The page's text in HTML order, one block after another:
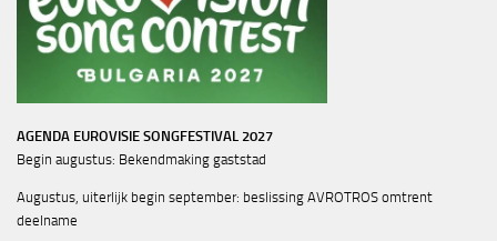
AGENDA EUROVISIE SONGFESTIVAL 2027
Begin augustus: Bekendmaking gaststad
Augustus, uiterlijk begin september: beslissing AVROTROS omtrent
deelname